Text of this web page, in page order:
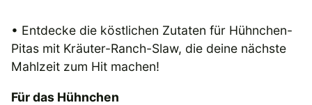
• Entdecke die köstlichen Zutaten für Hühnchen-
Pitas mit Kräuter-Ranch-Slaw, die deine nächste
Mahlzeit zum Hit machen!
Für das Hühnchen